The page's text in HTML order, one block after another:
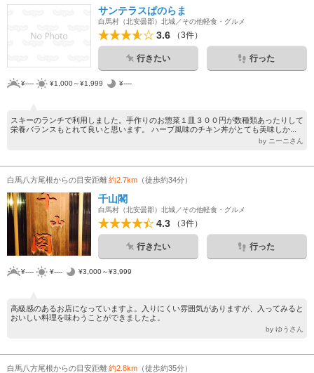
サンテラスぱのらま
白馬村（北安曇郡）北城／その他軽食・グルメ
3.6 （3件）
行きたい 行った
¥---- ¥1,000～¥1,999 ¥----
スキーのランチで利用しました。手作りのお惣菜１皿３００円が数種類あったりして
栄養バランスもとれて良いと思います。 ハーブ風味のチキン丼がとても美味しか...
by ニーニさん
白馬八方尾根からの目安距離約2.7km （徒歩約34分）
千山閣
白馬村（北安曇郡）北城／その他軽食・グルメ
4.3 （3件）
行きたい 行った
¥---- ¥---- ¥3,000～¥3,999
高級感のあるお店になっていますよ。入りにくい雰囲気がありますが、入ってみると
おいしい料理を味わうことができましたよ。
by ゆうさん
白馬八方尾根からの目安距離約2.8km （徒歩約35分）